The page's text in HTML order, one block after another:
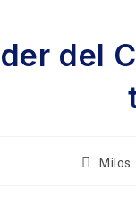
del
Milos